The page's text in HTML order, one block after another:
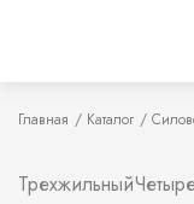
Главная Каталог
Трехжильный